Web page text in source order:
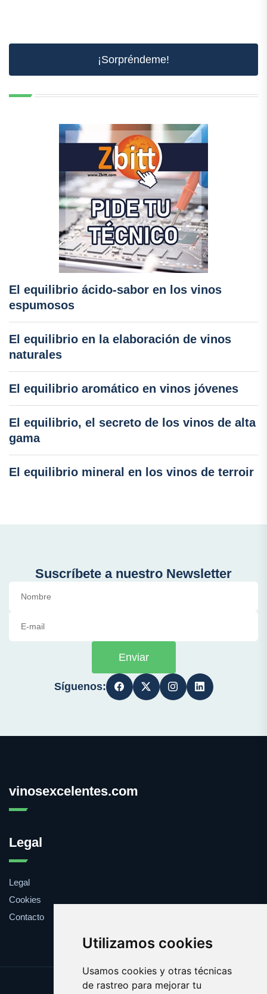
Utilizamos cookies
Usamos cookies y otras técnicas
de rastreo para mejorar tu
¡Sorpréndeme!
El equilibrio ácido-sabor en los vinos
espumosos
El equilibrio en la elaboración de vinos
naturales
El equilibrio aromático en vinos jóvenes
El equilibrio, el secreto de los vinos de alta
gama
El equilibrio mineral en los vinos de terroir
Suscríbete a nuestro Newsletter
Enviar
Síguenos:
vinosexcelentes.com
Legal
Legal
Cookies
Contacto
Update cookies preferences